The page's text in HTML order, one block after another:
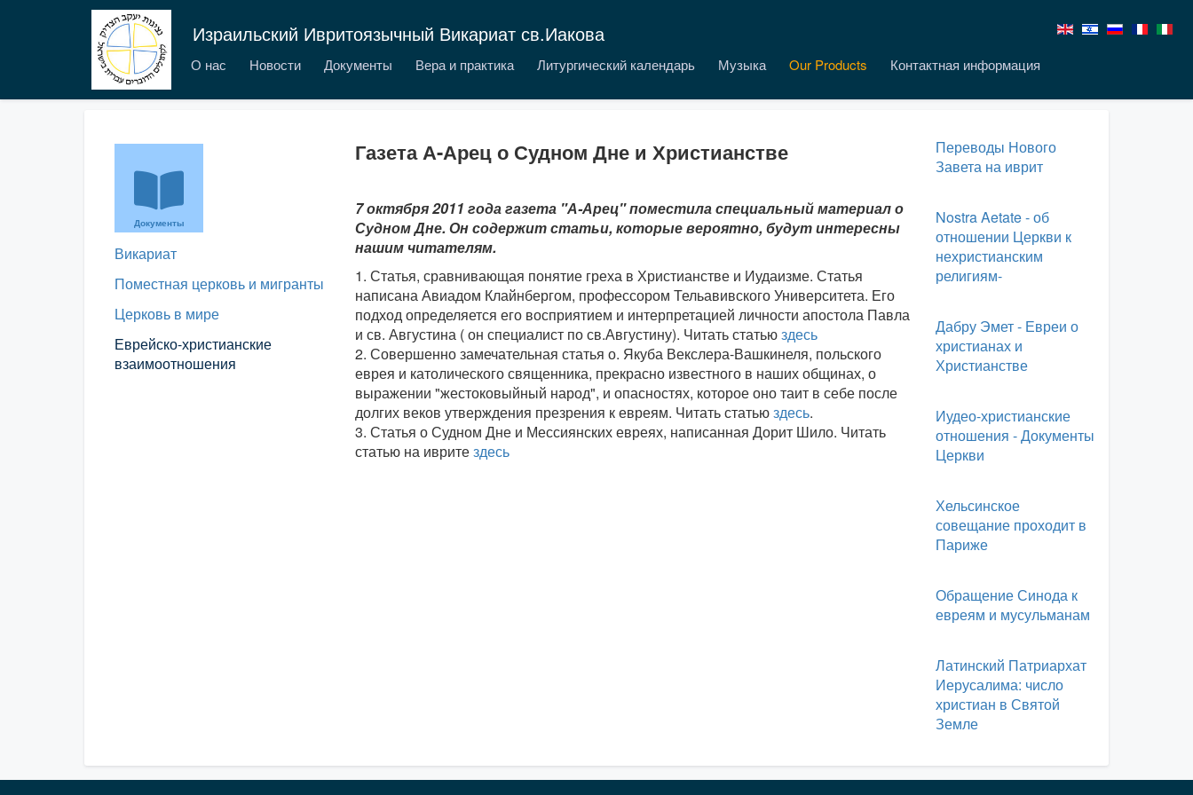
Израильский Ивритоязычный Викариат св.Иакова
О нас Новости Документы Вера и практика Литургический календарь Музыка Our Products Контактная информация
Документы
Викариат
Поместная церковь и мигранты
Церковь в мире
Еврейско-христианские
взаимоотношения
Газета А-Арец о Судном Дне и Христианстве
7 октября 2011 года газета "А-Арец" поместила специальный материал о
Судном Дне. Он содержит статьи, которые вероятно, будут интересны
нашим читателям.
1. Статья, сравнивающая понятие греха в Христианстве и Иудаизме. Статья
написана Авиадом Клайнбергом, профессором Тельавивского Университета. Его
подход определяется его восприятием и интерпретацией личности апостола Павла
и св. Августина ( он специалист по св.Августину). Читать статьюздесь
2. Совершенно замечательная статья о. Якуба Векслера-Вашкинеля, польского
еврея и католического священника, прекрасно известного в наших общинах, о
выражении "жестоковыйный народ", и опасностях, которое оно таит в себе после
долгих веков утверждения презрения к евреям. Читать статьюздесь.
3. Статья о Судном Дне и Мессиянских евреях, написанная Дорит Шило. Читать
статью на ивритездесь
Переводы Нового
Завета на иврит
Nostra Aetate - об
отношении Церкви к
нехристианским
религиям-
Дабру Эмет - Евреи о
христианах и
Христианстве
Иудео-христианские
отношения - Документы
Церкви
Хельсинское
совещание проходит в
Париже
Обращение Синода к
евреям и мусульманам
Латинский Патриархат
Иерусалима: число
христиан в Святой
Земле